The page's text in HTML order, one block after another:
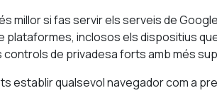
millor si fas servir els serveis de
inclosos els dispositius
controls de privadesa forts amb més
establir qualsevol navegador com a